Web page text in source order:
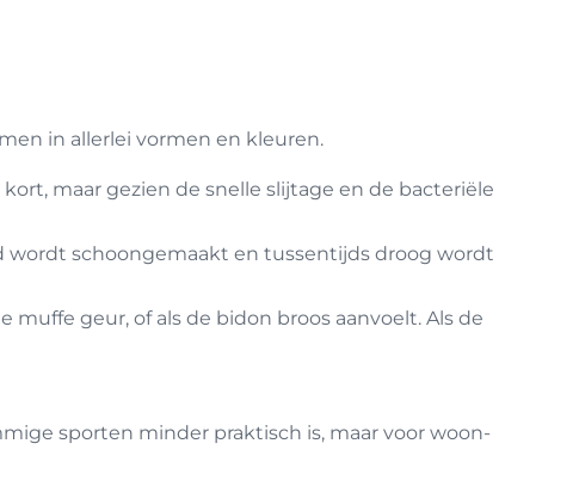
in allerlei vormen en kleuren.
maar gezien de snelle slijtage en de bacteriële
wordt schoongemaakt en tussentijds droog wordt
geur, of als de bidon broos aanvoelt. Als de
sporten minder praktisch is, maar voor woon-